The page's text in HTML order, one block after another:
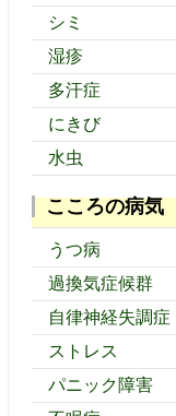
シミ
湿疹
多汗症
にきび
水虫
こころの病気
うつ病
過換気症候群
自律神経失調症
ストレス
パニック障害